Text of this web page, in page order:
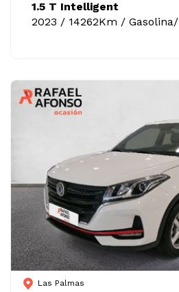
1.5 T Intelligent
2023 / 14262Km / Gasolina/
Las Palmas